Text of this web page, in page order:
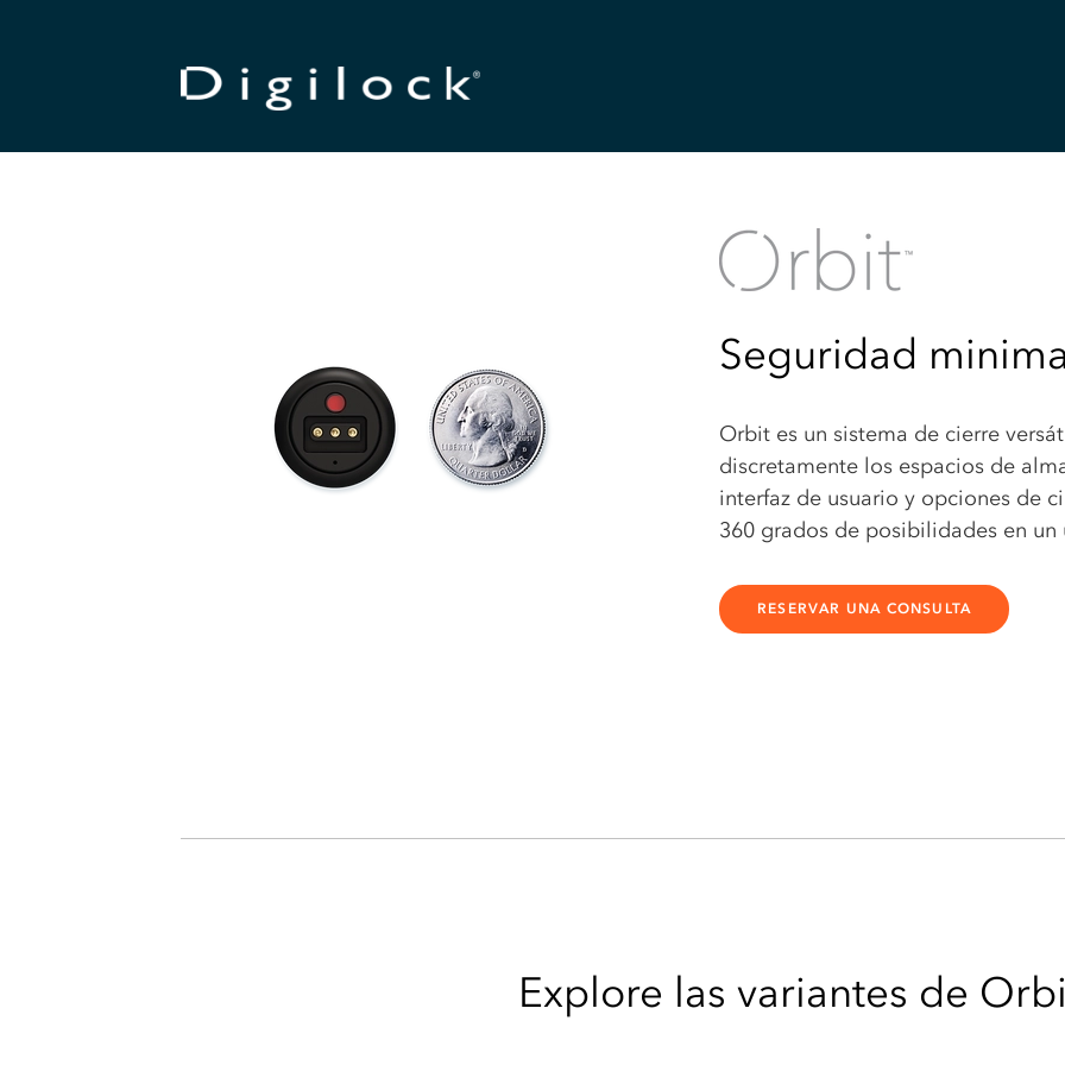
Seguridad
Orbit es un sistema de cierre
discretamente los espacios de
interfaz de usuario y opciones de
360 grados de posibilidades en
RESERVAR UNA CONSULTA
Explore las variantes de